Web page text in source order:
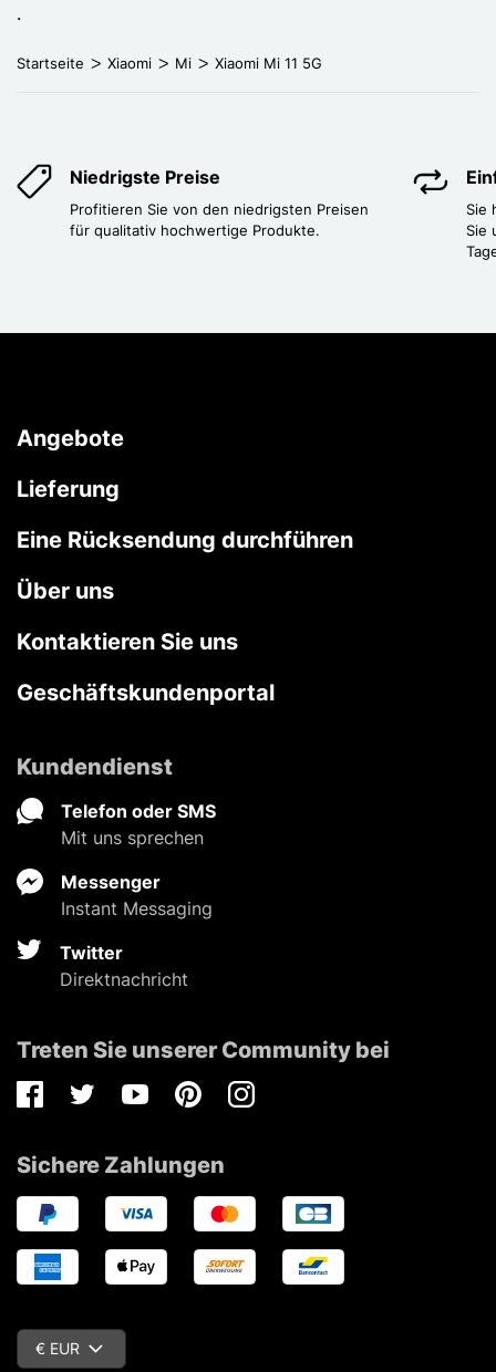
.
Startseite Xiaomi Mi Xiaomi Mi 11 5G
Niedrigste Preise
Profitieren Sie von den niedrigsten Preisen
für qualitativ hochwertige Produkte.
Sie
Sie
Angebote
Lieferung
Eine Rücksendung durchführen
Über uns
Kontaktieren Sie uns
Geschäftskundenportal
Kundendienst
Telefon oder SMS
Mit uns sprechen
Messenger
Instant Messaging
Twitter
Direktnachricht
Treten Sie unserer Community bei
FacebookTwitterYoutubePinterestInstagram
Sichere Zahlungen
€ EUR